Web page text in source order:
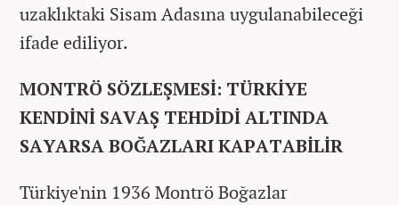
uzaklıktaki Sisam Adasına uygulanabileceği
ifade ediliyor.
MONTRÖ SÖZLEŞMESİ: TÜRKİYE
KENDİNİ SAVAŞ TEHDİDİ ALTINDA
SAYARSA BOĞAZLARI KAPATABİLİR
Türkiye'nin 1936 Montrö Boğazlar